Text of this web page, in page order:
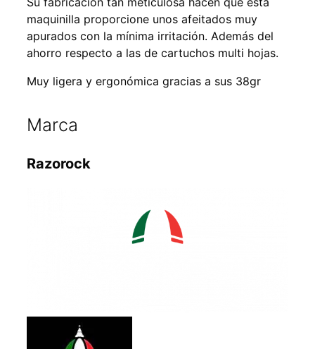
maquinilla proporcione unos afeitados muy
apurados con la mínima irritación. Además del
ahorro respecto a las de cartuchos multi hojas.
Muy ligera y ergonómica gracias a sus 38gr
Marca
Razorock